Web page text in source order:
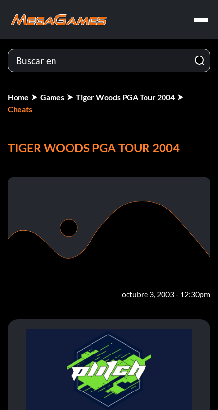
Home Games
Tiger Woods PGA Tour 2004
Cheats
TIGER WOODS PGA TOUR 2004
octubre 3, 2003 - 12:30pm